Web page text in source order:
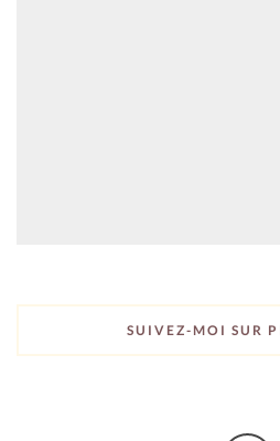
SUIVEZ-MOI SUR